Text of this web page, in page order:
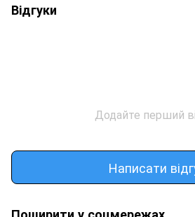
Відгуки
Додайте перший
Написати